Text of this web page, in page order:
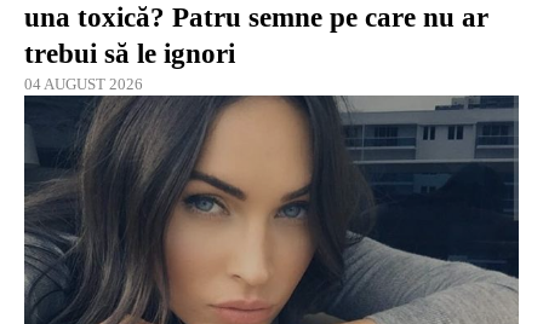
una toxică? Patru semne pe care nu ar
trebui să le ignori
04 AUGUST 2026